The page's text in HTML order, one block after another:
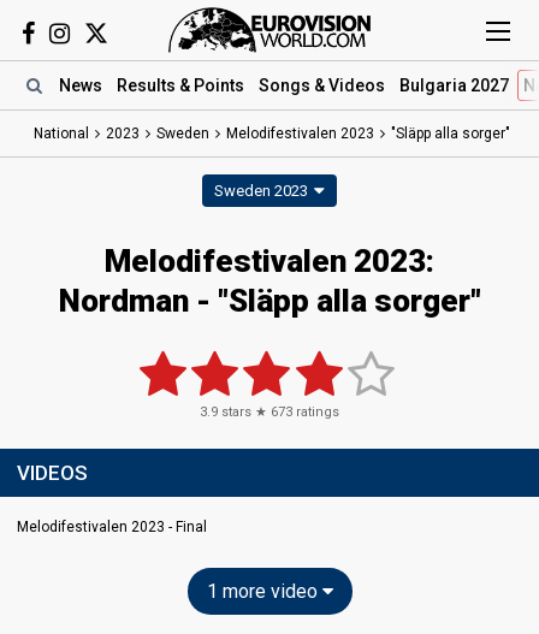
News Results & Points Songs & Videos Bulgaria 2027
National 2023 Sweden Melodifestivalen 2023 "Släpp alla sorger"
Sweden 2023
Melodifestivalen 2023:
Nordman- "Släpp alla sorger"
3.9 stars ★ 673 ratings
VIDEOS
Melodifestivalen 2023 - Final
1 more video